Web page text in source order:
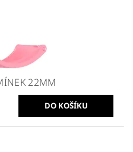
22MM